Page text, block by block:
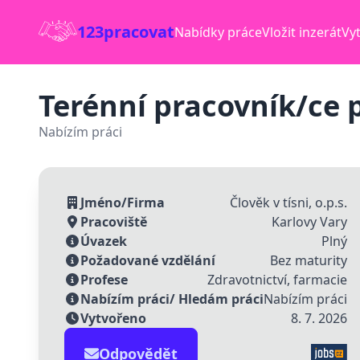
123pracovatNabídky práceVložit inzerát
Terénní pracovník/ce
Nabízím práci
Jméno/Firma
Člověk v tísni, o.p.s.
Pracoviště
Karlovy Vary
Úvazek
Plný
Požadované vzdělání
Bez maturity
Profese
Zdravotnictví, farmacie
Nabízím práci/ Hledám práciNabízím práci
Vytvořeno
8. 7. 2026
Odpovědět